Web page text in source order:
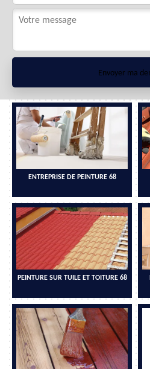
ENTREPRISE DE PEINTURE 68
PEINTURE SUR TUILE ET TOITURE 68